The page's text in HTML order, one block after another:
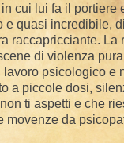
cui lui fa il portiere
e quasi incredibile,
raccapricciante. La
di violenza
psicologico e
a piccole dosi,
ti aspetti e che
movenze da